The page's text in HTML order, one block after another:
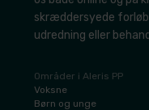
skræddersyede
udredning eller
Områder i Aleris PP
​Voksne
​Børn og unge